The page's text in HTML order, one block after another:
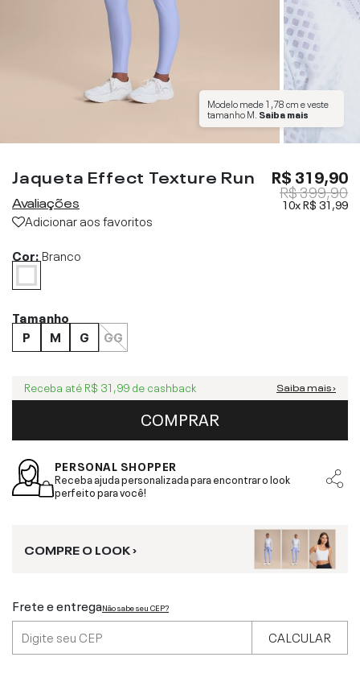
Modelo mede1,78 cme veste
tamanhoM Saiba mais
Jaqueta Effect Texture Run
Avaliações
Adicionar aos favoritos
R$ 319,90
R$ 399,90
10xR$ 31,99
Cor:Branco
Tamanho
P
M G GG
Receba até R$ 31,99 de cashback Saiba mais ›
COMPRAR
PERSONAL SHOPPER
Receba ajuda personalizada para encontrar o look
perfeito para você!
COMPRE O LOOK ›
Frete e entregaNão sabe seu CEP?
CALCULAR